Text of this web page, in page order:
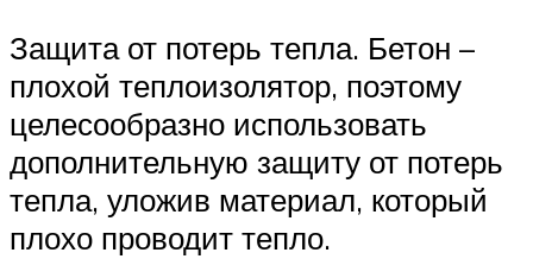
Защита от потерь тепла. Бетон –
плохой теплоизолятор, поэтому
целесообразно использовать
дополнительную защиту от потерь
тепла, уложив материал, который
плохо проводит тепло.